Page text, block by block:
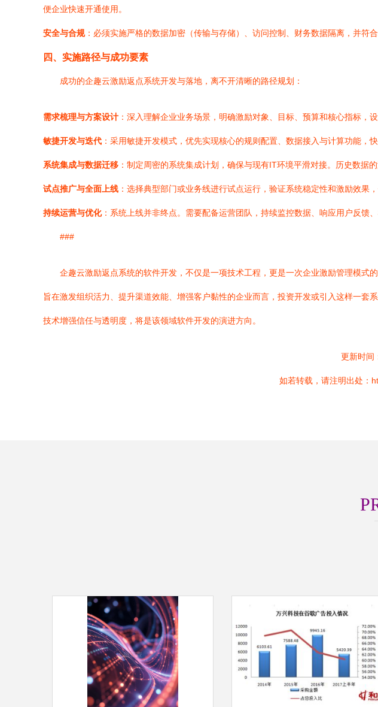
便企业快速开通使用。
安全与合规：必须实施严格的数据加密（传输与存储）、访问控制、财务数据隔离，并符
四、实施路径与成功要素
成功的企趣云激励返点系统开发与落地，离不开清晰的路径规划：
需求梳理与方案设计 ：深入理解企业业务场景，明确激励对象、目标、预算和核心指标，
敏捷开发与迭代 ：采用敏捷开发模式，优先实现核心的规则配置、数据接入与计算功能，
系统集成与数据迁移 ：制定周密的系统集成计划，确保与现有IT环境平滑对接。历史数据
试点推广与全面上线 ：选择典型部门或业务线进行试点运行，验证系统稳定性和激励效果
持续运营与优化：系统上线并非终点。需要配备运营团队，持续监控数据、响应用户反馈
###
企趣云激励返点系统的软件开发，不仅是一项技术工程，更是一次企业激励管理模
旨在激发组织活力、提升渠道效能、增强客户黏性的企业而言，投资开发或引入这样一
技术增强信任与透明度，将是该领域软件开发的演进方向。
更新时间
如若转载，请注明出处：